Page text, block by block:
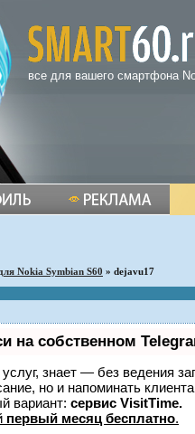
все для вашего смартфона
Nokia Symbian S60 » dejavu17
на собственном
знает — без ведения
но и напоминать
вариант: сервис VisitTime.
первый месяц бесплатно.